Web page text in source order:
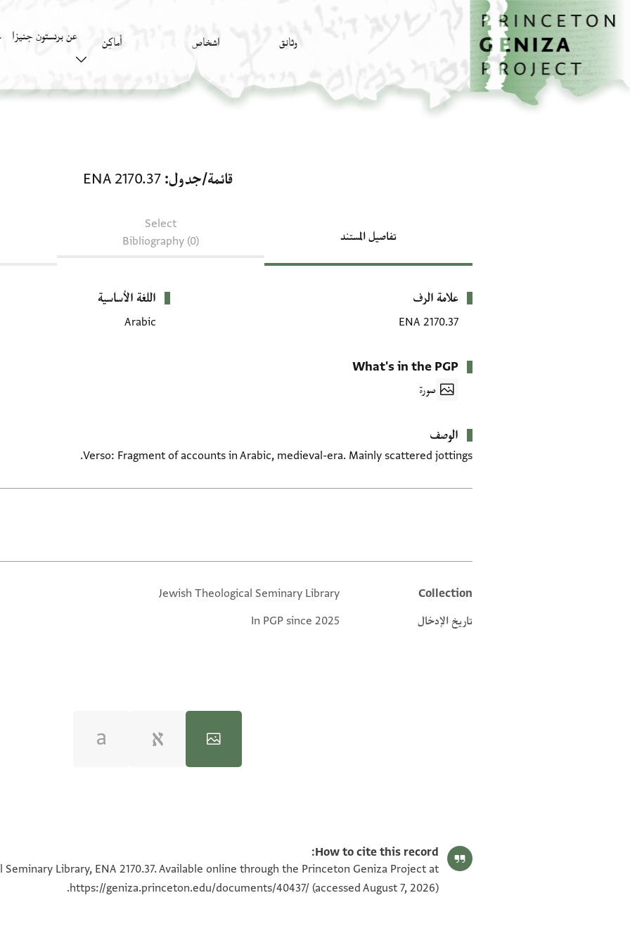
تخطي إلى المحتوى الرئيسي
الصفحة الرئيسية
وثائق اشخاص أَماكِن عن برنستون جنيزا
قائمة/جدول ENA 2170.37
تفاصيل المستند
Select
Bibliography (0)
بيانات التعريف
علامة الرف
ENA 2170.37
اللغة الأساسية
Arabic
What's in the PGP
صورة
الوصف
Verso: Fragment of accounts in Arabic, medieval-era. Mainly scattered jottings.
Additional metadata
Collection
Jewish Theological Seminary Library
تاريخ الإدخال
In PGP since 2025
100%
100%
How to cite this record:
Seminary Library, ENA 2170.37. Available online through the Princeton Geniza Project at
https://geniza.princeton.edu/documents/40437/ (accessed August 7, 2026).